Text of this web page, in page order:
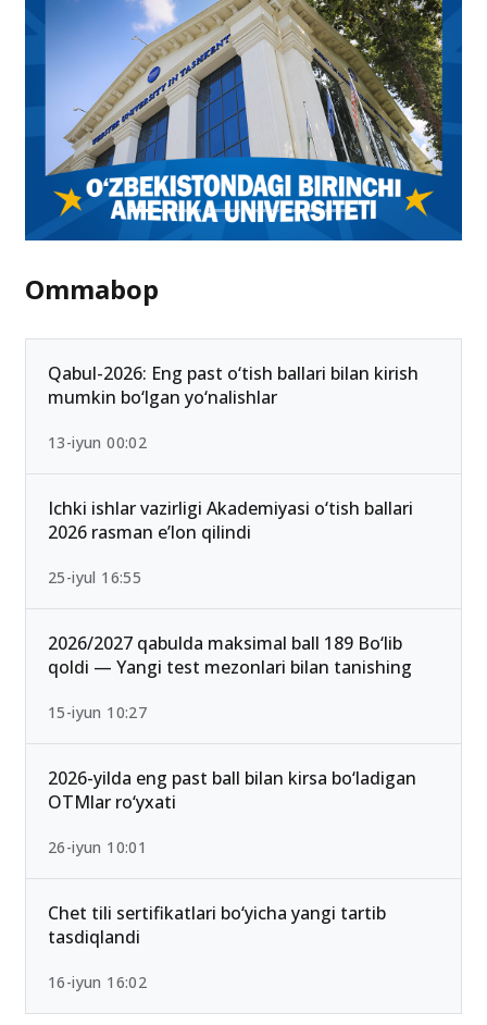
Ommabop
Qabul-2026: Eng past o‘tish ballari bilan kirish
mumkin bo‘lgan yo‘nalishlar
13-iyun 00:02
Ichki ishlar vazirligi Akademiyasi o‘tish ballari
2026 rasman e’lon qilindi
25-iyul 16:55
2026/2027 qabulda maksimal ball 189 Bo‘lib
qoldi — Yangi test mezonlari bilan tanishing
15-iyun 10:27
2026-yilda eng past ball bilan kirsa bo‘ladigan
OTMlar ro‘yxati
26-iyun 10:01
Chet tili sertifikatlari bo‘yicha yangi tartib
tasdiqlandi